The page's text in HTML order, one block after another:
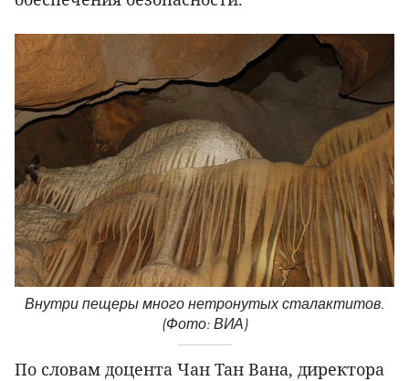
Внутри пещеры много нетронутых сталактитов.
(Фото: ВИА)
По словам доцента Чан Тан Вана, директора